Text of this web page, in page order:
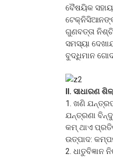
ବୈଷୟିକ
ଟେକ୍ନିସିଆନଙ୍କ
ଗୁଣବତ୍ତା
ସମସ୍ୟା
ବୁଦ୍ଧିମାନ
II. ସାଧାରଣ
1. ଖଣି
ଯନ୍ତ୍ରଣା
କମ୍ ଥାଏ
ଉତ୍ପାଦ:
2. ଧାତୁବିଜ୍ଞାନ